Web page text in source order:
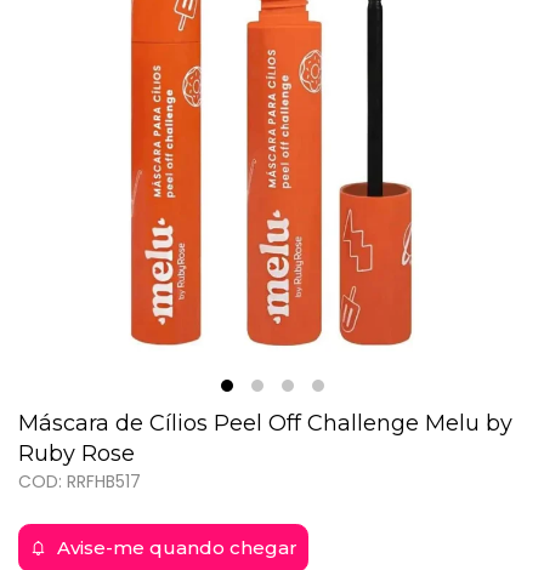
Máscara de Cílios Peel Off Challenge Melu by
Ruby Rose
COD: RRFHB517
Avise-me quando chegar